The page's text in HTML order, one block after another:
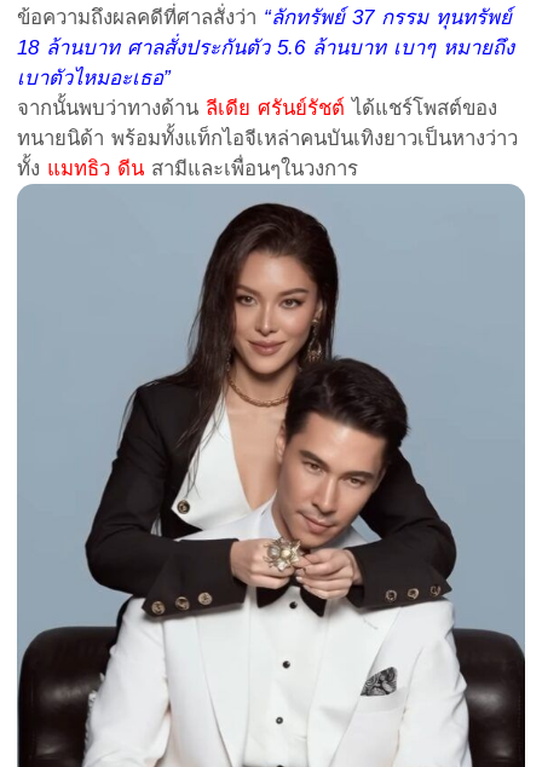
ข้อความถึงผลคดีที่ศาลสั่งว่า “ลักทรัพย์ 37 กรรม ทุนทรัพย์
18 ล้านบาท ศาลสั่งประกันตัว 5.6 ล้านบาท เบาๆ หมายถึง
เบาตัวไหมอะเธอ”
จากนั้นพบว่าทางด้าน ลีเดีย ศรันย์รัชต์ ได้แชร์โพสต์ของ
ทนายนิด้า พร้อมทั้งแท็กไอจีเหล่าคนบันเทิงยาวเป็นหางว่าว
ทั้ง แมทธิว ดีน สามีและเพื่อนๆในวงการ